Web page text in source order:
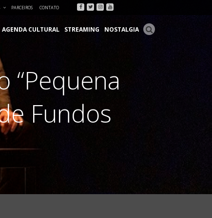
PARCEIROS CONTATO Facebook
Twitter
Instagram
Youtube
AGENDA CULTURAL STREAMING NOSTALGIA
“Pequena
Fundos